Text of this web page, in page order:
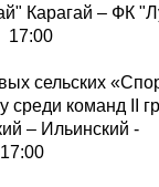
Карагай – ФК
сельских
среди команд II
– Ильинский -